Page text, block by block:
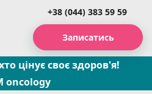
+38 (044) 383 59 59
Записатись
цінує своє здоров'я!
oncology